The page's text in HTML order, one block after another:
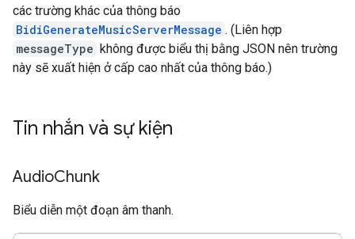
các trường khác của thông báo
BidiGenerateMusicServerMessage . (Liên hợp
messageType không được biểu thị bằng JSON nên trường
này sẽ xuất hiện ở cấp cao nhất của thông báo.)
Tin nhắn và sự kiện
AudioChunk
Biểu diễn một đoạn âm thanh.